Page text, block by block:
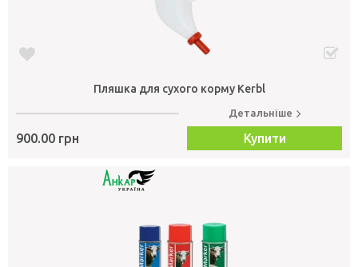
Пляшка для сухого корму Kerbl
900.00 грн
Детальніше
Купити